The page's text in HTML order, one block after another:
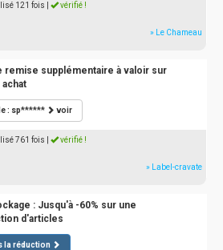
121 fois vérifié !
» Le Chameau
remise supplémentaire à valoir sur
: sp****** voir
761 fois vérifié !
» Label-cravate
: Jusqu'à -60% sur une
d'articles
la réduction